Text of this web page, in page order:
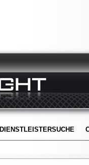
DIENSTLEISTERSUCHE